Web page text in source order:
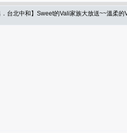
．台北中和】Sweet的Vali家族大放送~~溫柔